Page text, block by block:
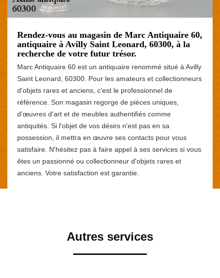
Rendez-vous au magasin de Marc Antiquaire 60,
antiquaire à Avilly Saint Leonard, 60300, à la
recherche de votre futur trésor.
Marc Antiquaire 60 est un antiquaire renommé situé à Avilly
Saint Leonard, 60300. Pour les amateurs et collectionneurs
d'objets rares et anciens, c'est le professionnel de
référence. Son magasin regorge de pièces uniques,
d'œuvres d'art et de meubles authentifiés comme
antiquités. Si l'objet de vos désirs n'est pas en sa
possession, il mettra en œuvre ses contacts pour vous
satisfaire. N'hésitez pas à faire appel à ses services si vous
êtes un passionné ou collectionneur d'objets rares et
anciens. Votre satisfaction est garantie.
Autres services